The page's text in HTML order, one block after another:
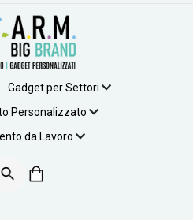
Gadget per Settori
Personalizzato
da Lavoro